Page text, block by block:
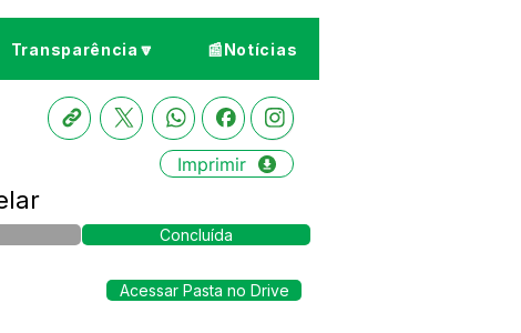
Transparência🔽 📰Notícias
Imprimir
Concluída
Acessar Pasta no Drive